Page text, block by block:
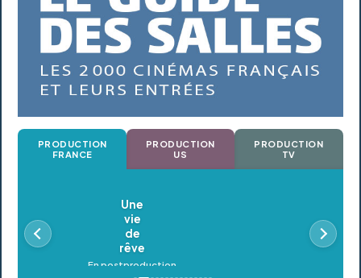
PRODUCTION
FRANCE
PRODUCTION
US
PRODUCTION
TV
Oldeupe
En postproduction